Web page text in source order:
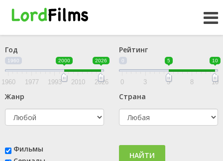
Год
1960 2000 2026
1960 1977 1993 2010 2026
Рейтинг
0 5 10
0 3 5 8 10
Жанр Страна
Фильмы
НАЙТИ